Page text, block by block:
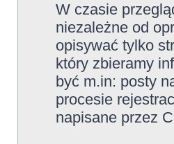
W czasie
niezależne od
opisywać tylko
który zbieramy
być m.in: posty
procesie
napisane przez